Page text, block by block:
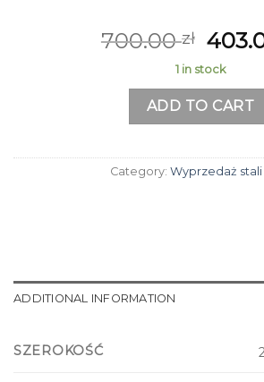
700.00zł
1 in stock
ADD TO CART
Category: Wyprzedaż stali
ADDITIONAL INFORMATION
SZEROKOŚĆ